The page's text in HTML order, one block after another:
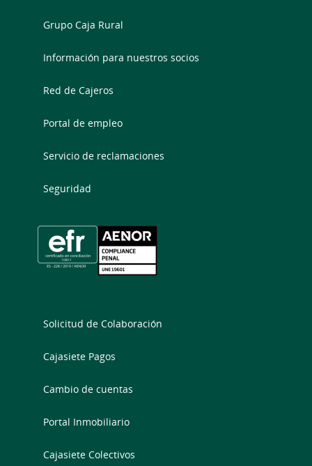
Grupo Caja Rural
Información para nuestros socios
Red de Cajeros
Portal de empleo
Servicio de reclamaciones
Seguridad
Solicitud de Colaboración
Cajasiete Pagos
Cambio de cuentas
Portal Inmobiliario
Cajasiete Colectivos